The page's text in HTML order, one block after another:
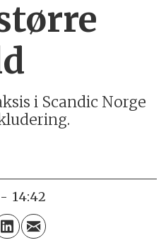
i Scandic Norge
- 14:42